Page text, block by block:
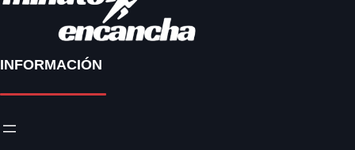
INFORMACIÓN